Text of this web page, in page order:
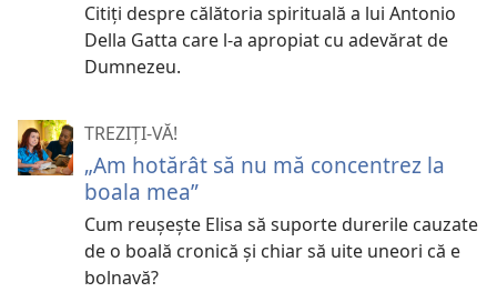
Citiţi despre călătoria spirituală a lui Antonio
Della Gatta care l-a apropiat cu adevărat de
Dumnezeu.
TREZIȚI-VĂ!
„Am hotărât să nu mă concentrez la
boala mea”
Cum reuşeşte Elisa să suporte durerile cauzate
de o boală cronică şi chiar să uite uneori că e
bolnavă?